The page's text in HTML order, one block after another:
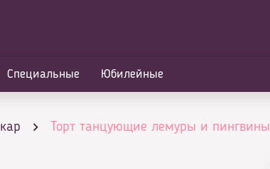
Специальные Юбилейные
Торт танцующие лемуры и пингвины